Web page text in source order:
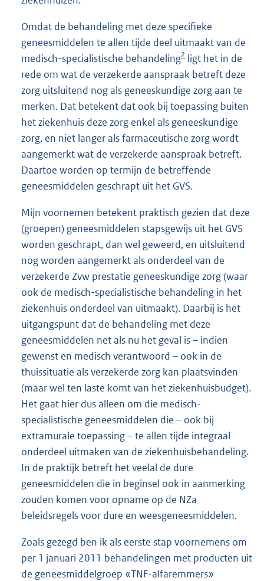
Omdat de behandeling met deze specifieke
geneesmiddelen te allen tijde deel uitmaakt van de
medisch-specialistische behandeling2 ligt het in de
rede om wat de verzekerde aanspraak betreft deze
zorg uitsluitend nog als geneeskundige zorg aan te
merken. Dat betekent dat ook bij toepassing buiten
het ziekenhuis deze zorg enkel als geneeskundige
zorg, en niet langer als farmaceutische zorg wordt
aangemerkt wat de verzekerde aanspraak betreft.
Daartoe worden op termijn de betreffende
geneesmiddelen geschrapt uit het GVS.
Mijn voornemen betekent praktisch gezien dat deze
(groepen) geneesmiddelen stapsgewijs uit het GVS
worden geschrapt, dan wel geweerd, en uitsluitend
nog worden aangemerkt als onderdeel van de
verzekerde Zvw prestatie geneeskundige zorg (waar
ook de medisch-specialistische behandeling in het
ziekenhuis onderdeel van uitmaakt). Daarbij is het
uitgangspunt dat de behandeling met deze
geneesmiddelen net als nu het geval is – indien
gewenst en medisch verantwoord – ook in de
thuissituatie als verzekerde zorg kan plaatsvinden
(maar wel ten laste komt van het ziekenhuisbudget).
Het gaat hier dus alleen om die medisch-
specialistische geneesmiddelen die – ook bij
extramurale toepassing – te allen tijde integraal
onderdeel uitmaken van de ziekenhuisbehandeling.
In de praktijk betreft het veelal de dure
geneesmiddelen die in beginsel ook in aanmerking
zouden komen voor opname op de NZa
beleidsregels voor dure en weesgeneesmiddelen.
Zoals gezegd ben ik als eerste stap voornemens om
per 1 januari 2011 behandelingen met producten uit
de geneesmiddelgroep «TNF-alfaremmers»